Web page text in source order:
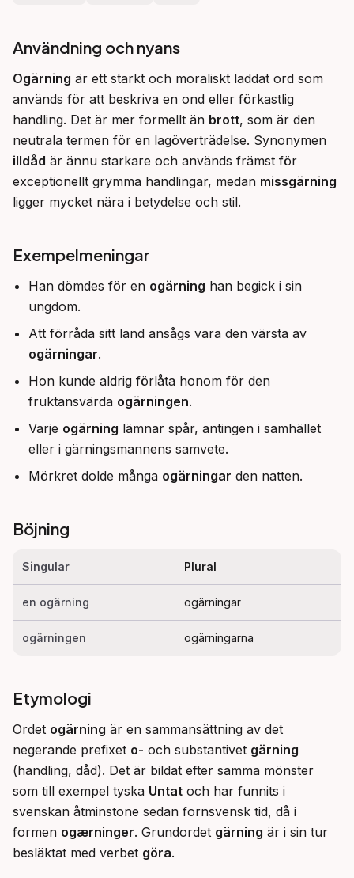
Användning och nyans
Ogärning är ett starkt och moraliskt laddat ord som
används för att beskriva en ond eller förkastlig
handling. Det är mer formellt än brott, som är den
illdåd är ännu starkare och används främst för
exceptionellt grymma handlingar, medan missgärning
ligger mycket nära i betydelse och stil.
Exempelmeningar
Han dömdes för en ogärning han begick i sin
ungdom.
Att förråda sitt land ansågs vara den värsta av
ogärningar.
Hon kunde aldrig förlåta honom för den
fruktansvärda ogärningen.
Varje ogärning lämnar spår, antingen i samhället
eller i gärningsmannens samvete.
Mörkret dolde många ogärningar den natten.
Böjning
Singular Plural
en ogärning ogärningar
ogärningen ogärningarna
Etymologi
Ordet ogärning är en sammansättning av det
negerande prefixet o- och substantivet gärning
(handling, dåd). Det är bildat efter samma mönster
som till exempel tyska Untat och har funnits i
svenskan åtminstone sedan fornsvensk tid, då i
formen ogærninger. Grundordet gärning är i sin tur
besläktat med verbet göra.